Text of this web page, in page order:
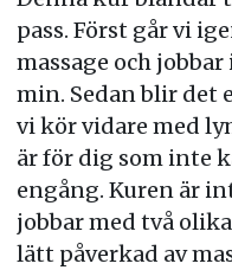
pass. Först går vi
massage och
min. Sedan blir det
vi kör vidare med
är för dig som inte
engång. Kuren är
jobbar med två
lätt påverkad av